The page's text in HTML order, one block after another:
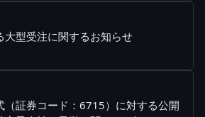
大型受注に関するお知らせ
（証券コード：6715）に対する公開